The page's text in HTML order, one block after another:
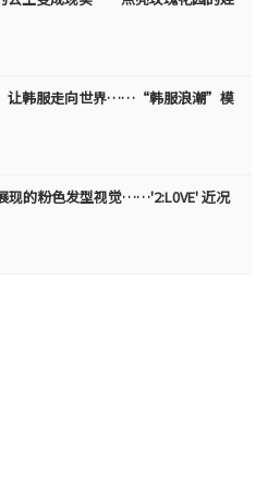
让韩服走向世界……“韩服浪潮”模
现的粉色发型视觉……'2:L0VE' 近况